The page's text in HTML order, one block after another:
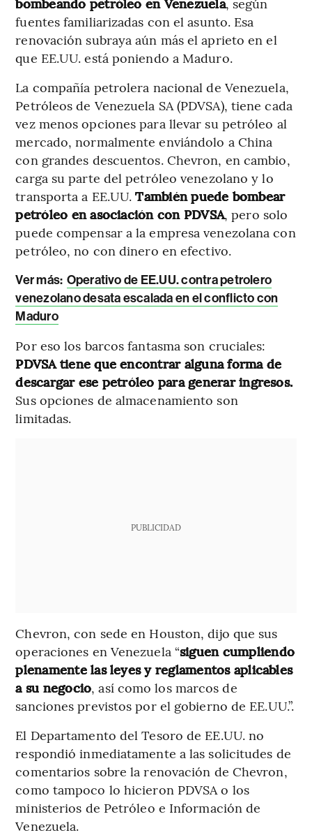
fuentes familiarizadas con el asunto. Esa
renovación subraya aún más el aprieto en el
que EE.UU. está poniendo a Maduro.
La compañía petrolera nacional de Venezuela,
Petróleos de Venezuela SA (PDVSA), tiene cada
vez menos opciones para llevar su petróleo al
mercado, normalmente enviándolo a China
con grandes descuentos. Chevron, en cambio,
carga su parte del petróleo venezolano y lo
transporta a EE.UU.También puede bombear
petróleo en asociación con PDVSA, pero solo
puede compensar a la empresa venezolana con
petróleo, no con dinero en efectivo.
Ver más: Operativo de EE.UU. contra petrolero
venezolano desata escalada en el conflicto con
Maduro
Por eso los barcos fantasma son cruciales:
PDVSA tiene que encontrar alguna forma de
descargar ese petróleo para generar ingresos.
Sus opciones de almacenamiento son
limitadas.
PUBLICIDAD
Chevron, con sede en Houston, dijo que sus
operaciones en Venezuela “siguen cumpliendo
plenamente las leyes y reglamentos aplicables
a su negocio, así como los marcos de
sanciones previstos por el gobierno de EE.UU.”.
El Departamento del Tesoro de EE.UU. no
respondió inmediatamente a las solicitudes de
comentarios sobre la renovación de Chevron,
como tampoco lo hicieron PDVSA o los
ministerios de Petróleo e Información de
Venezuela.